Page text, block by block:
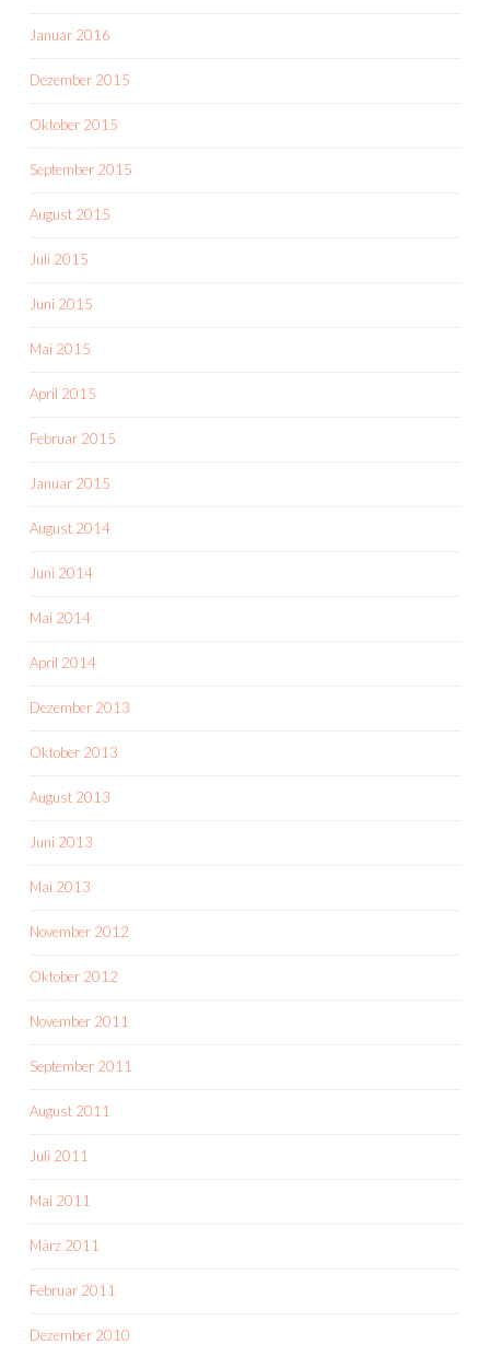
Januar 2016
Dezember 2015
Oktober 2015
September 2015
August 2015
Juli 2015
Juni 2015
Mai 2015
April 2015
Februar 2015
Januar 2015
August 2014
Juni 2014
Mai 2014
April 2014
Dezember 2013
Oktober 2013
August 2013
Juni 2013
Mai 2013
November 2012
Oktober 2012
November 2011
September 2011
August 2011
Juli 2011
Mai 2011
März 2011
Februar 2011
Dezember 2010